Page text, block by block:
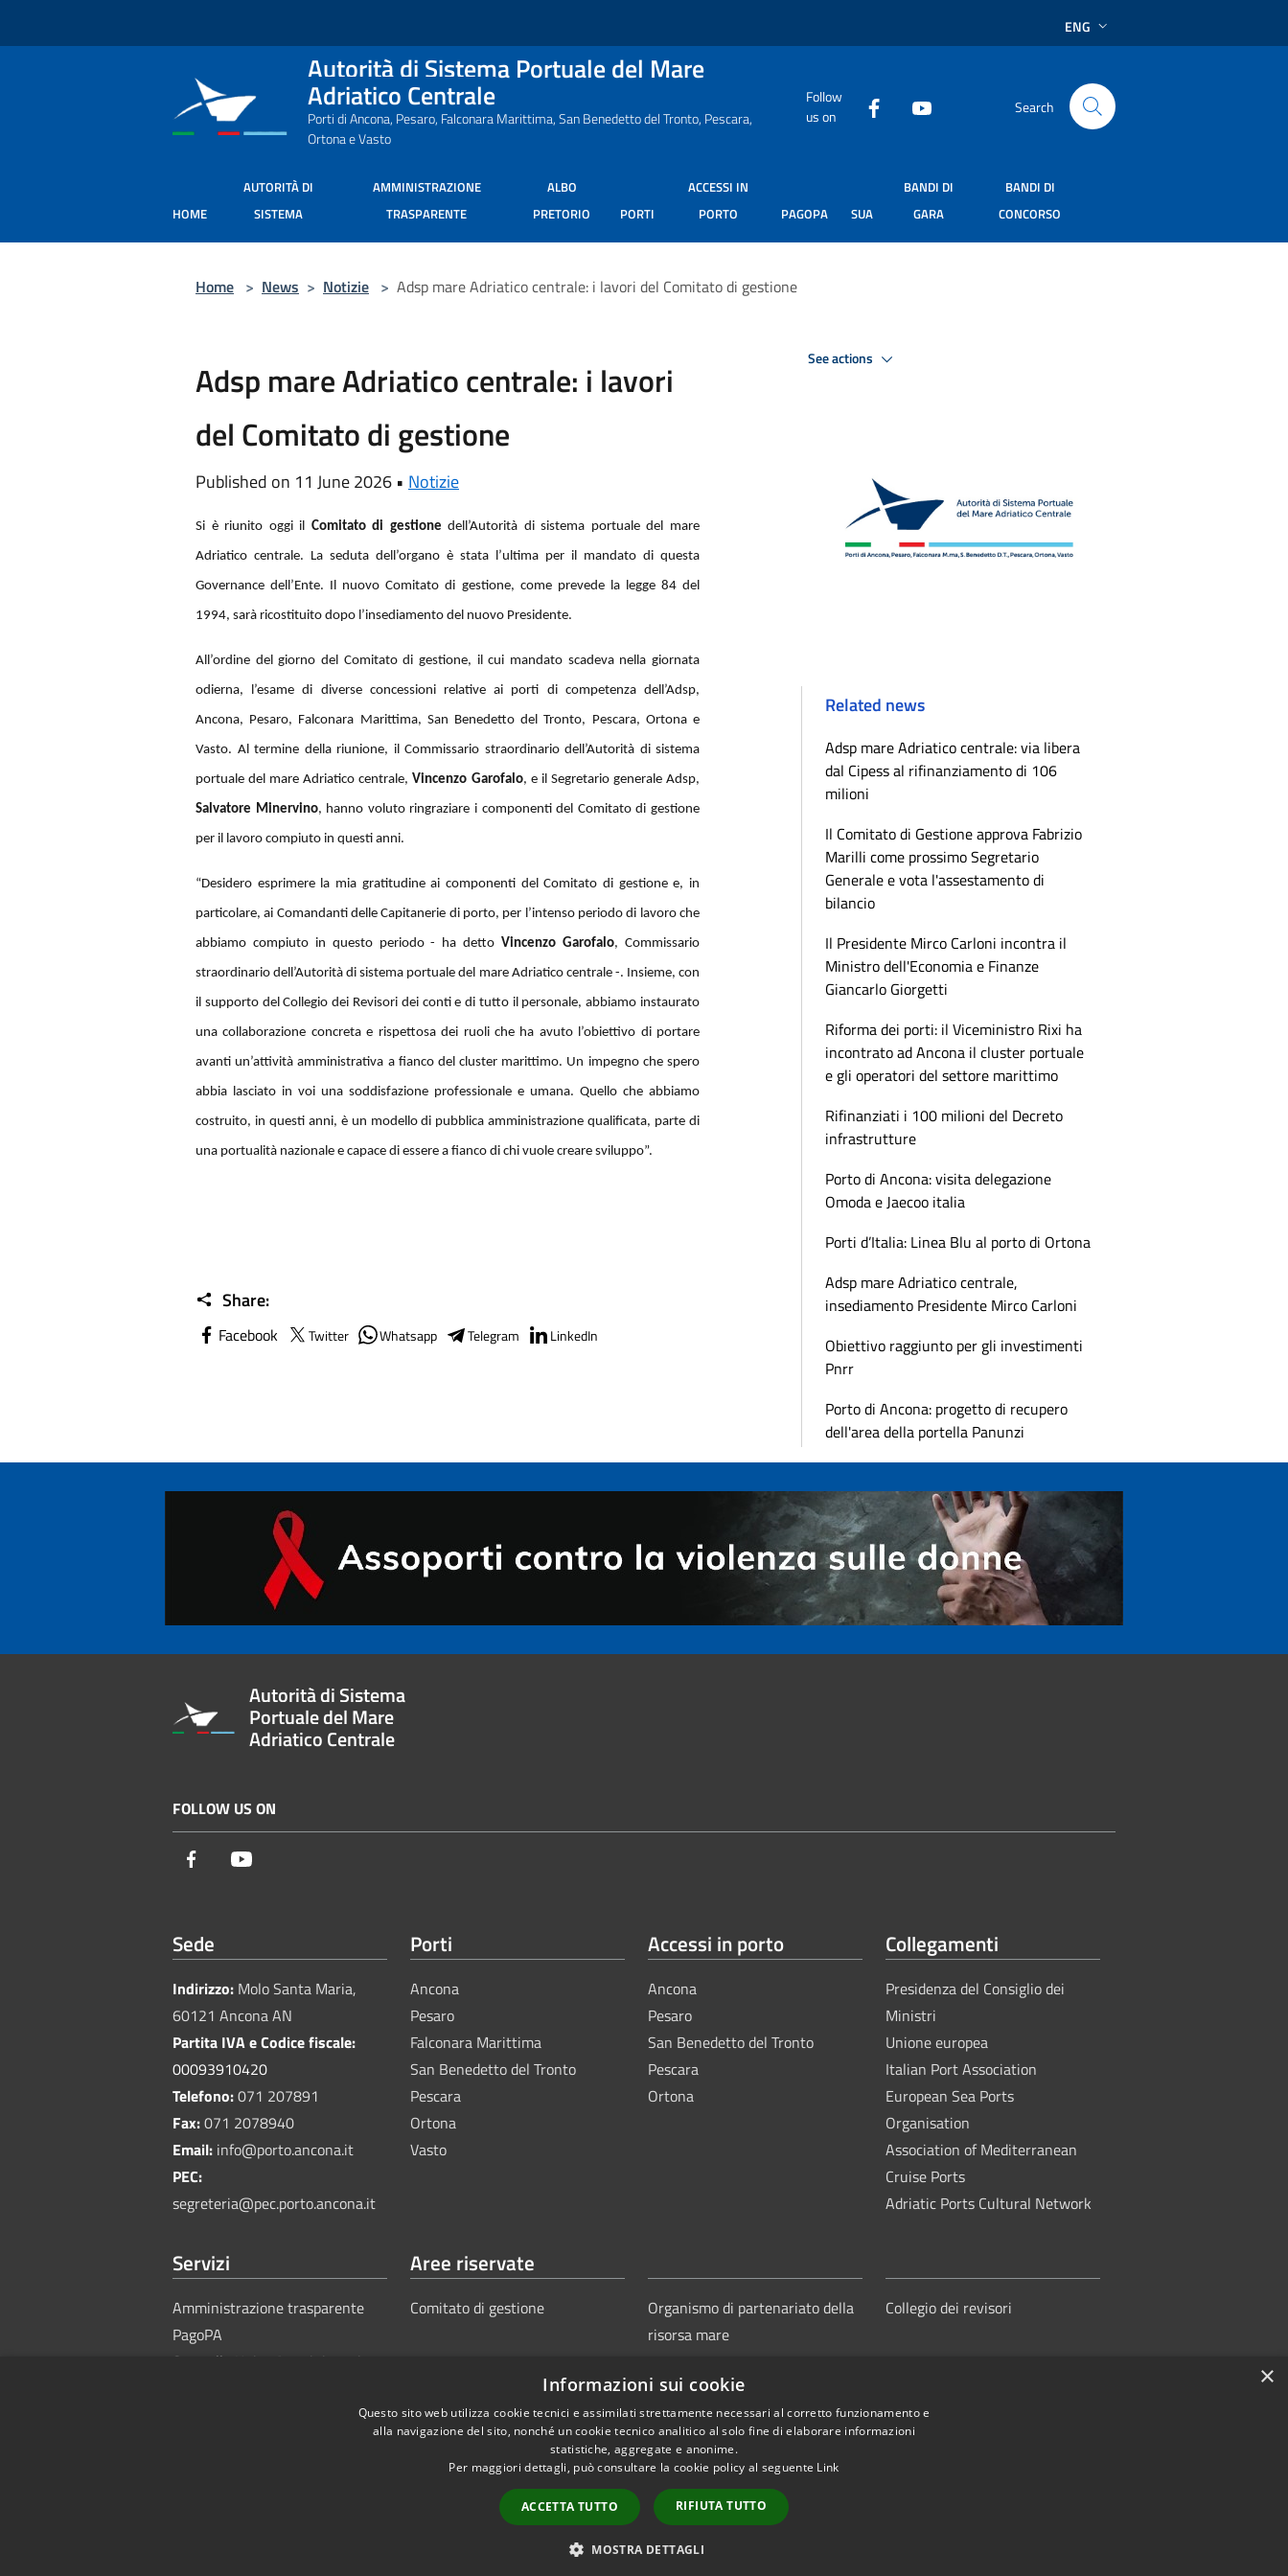
ENG
Autorità di Sistema Portuale del Mare
Adriatico Centrale
Porti di Ancona, Pesaro, Falconara Marittima, San Benedetto del Tronto, Pescara,
Ortona e Vasto
Follow
us on
Search
HOME
AUTORITÀ DI
SISTEMA
AMMINISTRAZIONE
TRASPARENTE
ALBO
PRETORIO
PORTI
ACCESSI IN
PORTO
PAGOPA SUA
BANDI DI
GARA
BANDI DI
CONCORSO
Home > News > Notizie > Adsp mare Adriatico centrale: i lavori del Comitato di gestione
Adsp mare Adriatico centrale: i lavori
del Comitato di gestione
Published on 11 June 2026 • Notizie
Si è riunito oggi il Comitato di gestione dell’Autorità di sistema portuale del mare
Adriatico centrale. La seduta dell’organo è stata l’ultima per il mandato di questa
Governance dell’Ente. Il nuovo Comitato di gestione, come prevede la legge 84 del
1994, sarà ricostituito dopo l’insediamento del nuovo Presidente.
All’ordine del giorno del Comitato di gestione, il cui mandato scadeva nella giornata
odierna, l’esame di diverse concessioni relative ai porti di competenza dell’Adsp,
Ancona, Pesaro, Falconara Marittima, San Benedetto del Tronto, Pescara, Ortona e
Vasto. Al termine della riunione, il Commissario straordinario dell’Autorità di sistema
portuale del mare Adriatico centrale,Vincenzo Garofalo, e il Segretario generale Adsp,
Salvatore Minervino, hanno voluto ringraziare i componenti del Comitato di gestione
per il lavoro compiuto in questi anni.
“Desidero esprimere la mia gratitudine ai componenti del Comitato di gestione e, in
particolare, ai Comandanti delle Capitanerie di porto, per l’intenso periodo di lavoro che
abbiamo compiuto in questo periodo - ha dettoVincenzo Garofalo, Commissario
straordinario dell’Autorità di sistema portuale del mare Adriatico centrale -. Insieme, con
il supporto del Collegio dei Revisori dei conti e di tutto il personale, abbiamo instaurato
una collaborazione concreta e rispettosa dei ruoli che ha avuto l’obiettivo di portare
avanti un’attività amministrativa a fianco del cluster marittimo. Un impegno che spero
abbia lasciato in voi una soddisfazione professionale e umana. Quello che abbiamo
costruito, in questi anni, è un modello di pubblica amministrazione qualificata, parte di
una portualità nazionale e capace di essere a fianco di chi vuole creare sviluppo”.
Share:
Facebook Twitter Whatsapp Telegram LinkedIn
See actions
Related news
Adsp mare Adriatico centrale: via libera
dal Cipess al rifinanziamento di 106
milioni
Il Comitato di Gestione approva Fabrizio
Marilli come prossimo Segretario
Generale e vota l'assestamento di
bilancio
Il Presidente Mirco Carloni incontra il
Ministro dell'Economia e Finanze
Giancarlo Giorgetti
Riforma dei porti: il Viceministro Rixi ha
incontrato ad Ancona il cluster portuale
e gli operatori del settore marittimo
Rifinanziati i 100 milioni del Decreto
infrastrutture
Porto di Ancona: visita delegazione
Omoda e Jaecoo italia
Porti d’Italia: Linea Blu al porto di Ortona
Adsp mare Adriatico centrale,
insediamento Presidente Mirco Carloni
Obiettivo raggiunto per gli investimenti
Pnrr
Porto di Ancona: progetto di recupero
dell'area della portella Panunzi
Autorità di Sistema
Portuale del Mare
Adriatico Centrale
FOLLOW US ON
Facebook
Sede
Indirizzo: Molo Santa Maria,
60121 Ancona AN
Partita IVA e Codice fiscale:
00093910420
Telefono:071 207891
Fax:071 2078940
Email: info@porto.ancona.it
PEC:
segreteria@pec.porto.ancona.it
Porti
Ancona
Pesaro
Falconara Marittima
San Benedetto del Tronto
Pescara
Ortona
Vasto
Accessi in porto
Ancona
Pesaro
San Benedetto del Tronto
Pescara
Ortona
Collegamenti
Presidenza del Consiglio dei
Ministri
Unione europea
Italian Port Association
European Sea Ports
Organisation
Association of Mediterranean
Cruise Ports
Adriatic Ports Cultural Network
Servizi
Amministrazione trasparente
PagoPA
Sportello Unico Amministrativo
Aree riservate
Comitato di gestione
Organismo di partenariato della
risorsa mare
Collegio dei revisori
Sitemap Copyright © 2025Autorità di Sistema Portuale del Mare
×
Informazioni sui cookie
Questo sito web utilizza cookie tecnici e assimilati strettamente necessari al corretto funzionamento e
alla navigazione del sito, nonché un cookie tecnico analitico al solo fine di elaborare informazioni
statistiche, aggregate e anonime.
Per maggiori dettagli, può consultare la cookie policy al seguente Link
ACCETTA TUTTO RIFIUTA TUTTO
MOSTRA DETTAGLI